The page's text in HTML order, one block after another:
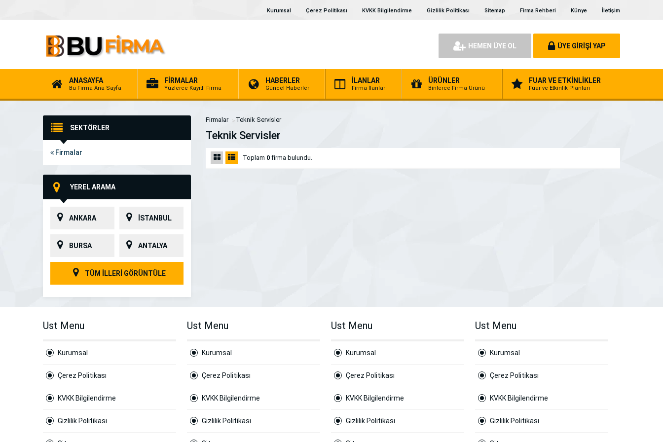
Kurumsal Çerez Politikası KVKK Bilgilendirme Gizlilik Politikası Sitemap Firma Rehberi Künye İletişim
HEMEN ÜYE OL ÜYE GİRİŞİ YAP
ANASAYFA
Bu Firma Ana Sayfa
FİRMALAR
Yüzlerce Kayıtlı Firma
HABERLER
Güncel Haberler
İLANLAR
Firma İlanları
ÜRÜNLER
Binlerce Firma Ürünü
FUAR VE ETKİNLİKLER
Fuar ve Etkinlik Planları
SEKTÖRLER
Firmalar
YEREL ARAMA
ANKARA İSTANBUL
BURSA ANTALYA
TÜM İLLERİ GÖRÜNTÜLE
Firmalar Teknik Servisler
Teknik Servisler
Toplam 0 firma bulundu.
Ust Menu
Kurumsal
Çerez Politikası
KVKK Bilgilendirme
Gizlilik Politikası
Ust Menu
Kurumsal
Çerez Politikası
KVKK Bilgilendirme
Gizlilik Politikası
Ust Menu
Kurumsal
Çerez Politikası
KVKK Bilgilendirme
Gizlilik Politikası
Ust Menu
Kurumsal
Çerez Politikası
KVKK Bilgilendirme
Gizlilik Politikası